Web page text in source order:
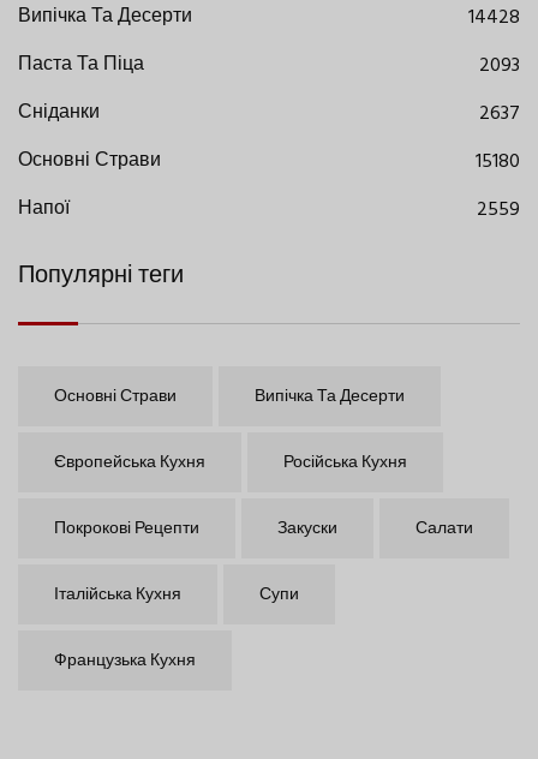
Випічка Та Десерти
14428
Паста Та Піца
2093
Сніданки
2637
Основні Страви
15180
Напої
2559
Популярні теги
Основні Страви Випічка Та Десерти
Європейська Кухня Російська Кухня
Покрокові Рецепти Закуски Салати
Італійська Кухня Супи
Французька Кухня